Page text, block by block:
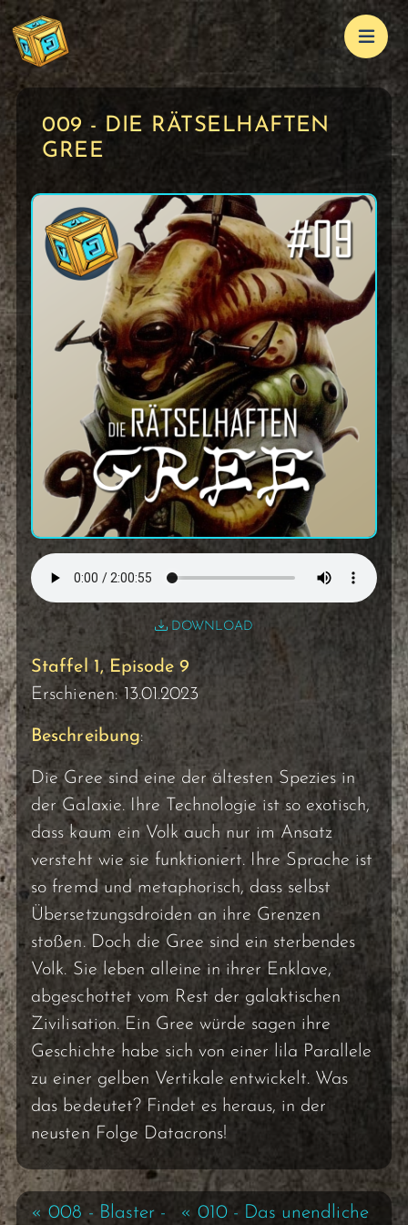
009 - DIE RÄTSELHAFTEN
GREE
DOWNLOAD
Staffel 1, Episode 9
Erschienen: 13.01.2023
Beschreibung:
Die Gree sind eine der ältesten Spezies in
der Galaxie. Ihre Technologie ist so exotisch,
dass kaum ein Volk auch nur im Ansatz
versteht wie sie funktioniert. Ihre Sprache ist
so fremd und metaphorisch, dass selbst
Übersetzungsdroiden an ihre Grenzen
stoßen. Doch die Gree sind ein sterbendes
Volk. Sie leben alleine in ihrer Enklave,
abgeschottet vom Rest der galaktischen
Zivilisation. Ein Gree würde sagen ihre
Geschichte habe sich von einer lila Parallele
zu einer gelben Vertikale entwickelt. Was
das bedeutet? Findet es heraus, in der
neusten Folge Datacrons!
« 008 - Blaster - « 010 - Das unendliche